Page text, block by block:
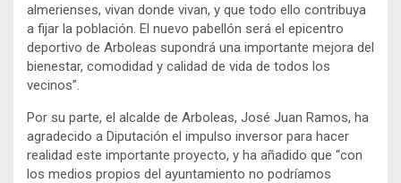
almerienses, vivan donde vivan, y que todo ello contribuya
a fijar la población. El nuevo pabellón será el epicentro
deportivo de Arboleas supondrá una importante mejora del
bienestar, comodidad y calidad de vida de todos los
vecinos”.
Por su parte, el alcalde de Arboleas, José Juan Ramos, ha
agradecido a Diputación el impulso inversor para hacer
realidad este importante proyecto, y ha añadido que “con
los medios propios del ayuntamiento no podríamos